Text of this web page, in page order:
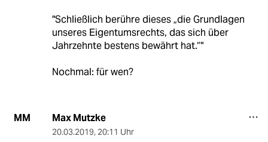
"Schließlich berühre dieses „die Grundlagen
unseres Eigentumsrechts, das sich über
Jahrzehnte bestens bewährt hat.“"
Nochmal: für wen?
MM Max Mutzke
20.03.2019, 20:11 Uhr